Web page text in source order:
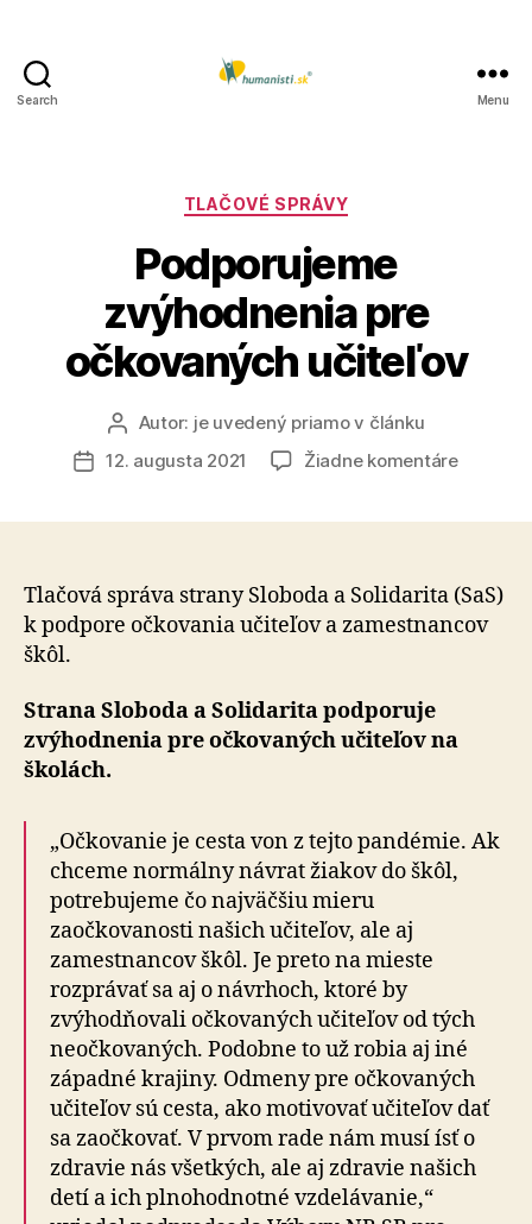
Search Menu
Kategórie
TLAČOVÉ SPRÁVY
Podporujeme
zvýhodnenia pre
očkovaných učiteľov
Autor
článku
Autor: je uvedený priamo v článku
Dátum
12. augusta 2021 Žiadne komentárena
učiteľov
Tlačová správa strany Sloboda a Solidarita (SaS)
k podpore očkovania učiteľov a zamestnancov
škôl.
Strana Sloboda a Solidarita podporuje
zvýhodnenia pre očkovaných učiteľov na
školách.
„Očkovanie je cesta von z tejto pandémie. Ak
chceme normálny návrat žiakov do škôl,
potrebujeme čo najväčšiu mieru
zaočkovanosti našich učiteľov, ale aj
zamestnancov škôl. Je preto na mieste
rozprávať sa aj o návrhoch, ktoré by
zvýhodňovali očkovaných učiteľov od tých
neočkovaných. Podobne to už robia aj iné
západné krajiny. Odmeny pre očkovaných
učiteľov sú cesta, ako motivovať učiteľov dať
sa zaočkovať. V prvom rade nám musí ísť o
zdravie nás všetkých, ale aj zdravie našich
detí a ich plnohodnotné vzdelávanie,“